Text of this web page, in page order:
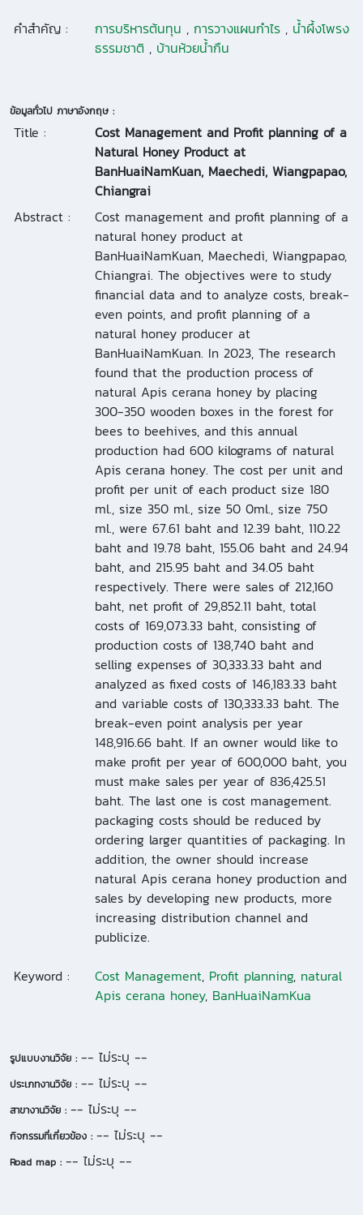
คำสำคัญ :
การบริหารต้นทุน , การวางแผนกำไร, น้ำผึ้งโพรง
ธรรมชาติ , บ้านห้วยน้ำกืน
ข้อมูลทั่วไป ภาษาอังกฤษ :
Title :
Cost Management and Profit planning of a
Natural Honey Product at
BanHuaiNamKuan, Maechedi, Wiangpapao,
Chiangrai
Abstract :
Cost management and profit planning of a
natural honey product at
BanHuaiNamKuan, Maechedi, Wiangpapao,
Chiangrai. The objectives were to study
financial data and to analyze costs, break-
even points, and profit planning of a
natural honey producer at
BanHuaiNamKuan. In 2023, The research
found that the production process of
natural Apis cerana honey by placing
300-350 wooden boxes in the forest for
bees to beehives, and this annual
production had 600 kilograms of natural
Apis cerana honey. The cost per unit and
profit per unit of each product size 180
ml., size 350 ml., size 50 0ml., size 750
ml., were 67.61 baht and 12.39 baht, 110.22
baht and 19.78 baht, 155.06 baht and 24.94
baht, and 215.95 baht and 34.05 baht
respectively. There were sales of 212,160
baht, net profit of 29,852.11 baht, total
costs of 169,073.33 baht, consisting of
production costs of 138,740 baht and
selling expenses of 30,333.33 baht and
analyzed as fixed costs of 146,183.33 baht
and variable costs of 130,333.33 baht. The
break-even point analysis per year
148,916.66 baht. If an owner would like to
make profit per year of 600,000 baht, you
must make sales per year of 836,425.51
baht. The last one is cost management.
packaging costs should be reduced by
ordering larger quantities of packaging. In
addition, the owner should increase
natural Apis cerana honey production and
sales by developing new products, more
increasing distribution channel and
publicize.
Keyword :
Cost Management, Profit planning, natural
Apis cerana honey, BanHuaiNamKua
รูปแบบงานวิจัย : -- ไม่ระบุ --
ประเภทงานวิจัย : -- ไม่ระบุ --
สาขางานวิจัย : -- ไม่ระบุ --
กิจกรรมที่เกี่ยวข้อง : -- ไม่ระบุ --
Road map : -- ไม่ระบุ --